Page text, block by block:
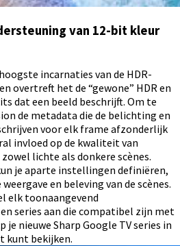
van 12-bit kleur
incarnaties van de HDR-
overtreft het de “gewone” HDR en
dat een beeld beschrijft. Om te
de metadata die de belichting en
voor elk frame afzonderlijk
invloed op de kwaliteit van
lichte als donkere scènes.
je aparte instellingen definiëren,
en beleving van de scènes.
elk toonaangevend
series aan die compatibel zijn met
je nieuwe Sharp Google TV series in
kunt bekijken.